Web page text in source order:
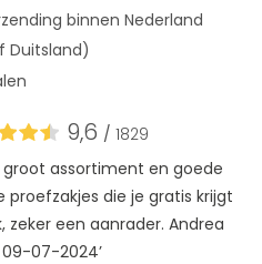
binnen Nederland
Duitsland)
9,6 / 1829
groot assortiment en goede
proefzakjes die je gratis krijgt
zeker een aanrader. Andrea
09-07-2024’